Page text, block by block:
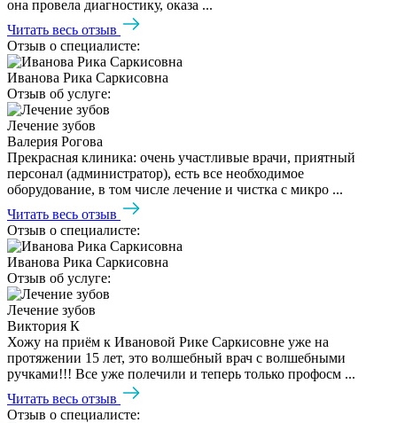
она провела диагностику, оказа ...
Читать весь отзыв
Отзыв о специалисте:
Иванова Рика Саркисовна
Отзыв об услуге:
Лечение зубов
Валерия Рогова
Прекрасная клиника: очень участливые врачи, приятный
персонал (администратор), есть все необходимое
оборудование, в том числе лечение и чистка с микро ...
Читать весь отзыв
Отзыв о специалисте:
Иванова Рика Саркисовна
Отзыв об услуге:
Лечение зубов
Виктория К
Хожу на приём к Ивановой Рике Саркисовне уже на
протяжении 15 лет, это волшебный врач с волшебными
ручками!!! Все уже полечили и теперь только профосм ...
Читать весь отзыв
Отзыв о специалисте: